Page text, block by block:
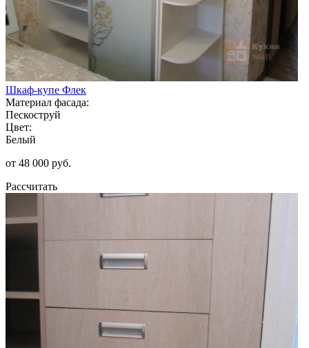
Шкаф-купе Флек
Материал фасада:
Пескоструй
Цвет:
Белый
от 48 000 руб.
Рассчитать